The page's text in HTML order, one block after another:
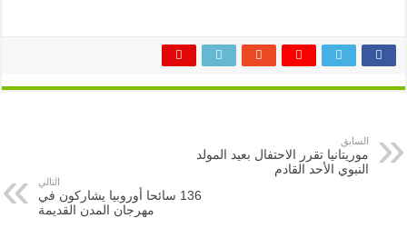
السابق
موريتانيا تقرر الاحتفال بعيد المولد
النبوي الأحد القادم
التالي
136 سائحا أوروبيا يشاركون في
مهرجان المدن القديمة